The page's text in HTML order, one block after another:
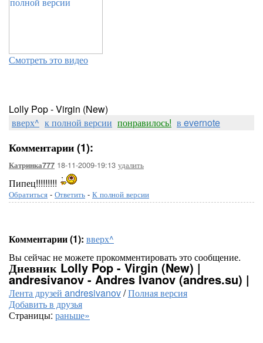
Смотреть это видео
Lolly Pop - Virgin (New)
вверх^ к полной версии понравилось! в evernote
Комментарии (1):
Катринка777 18-11-2009-19:13 удалить
Пипец!!!!!!!!!
Обратиться - Ответить - К полной версии
Комментарии (1): вверх^
Вы сейчас не можете прокомментировать это сообщение.
Дневник Lolly Pop - Virgin (New) |
andresivanov - Andres Ivanov (andres.su) |
Лента друзей andresivanov/Полная версия
Добавить в друзья
Страницы: раньше»